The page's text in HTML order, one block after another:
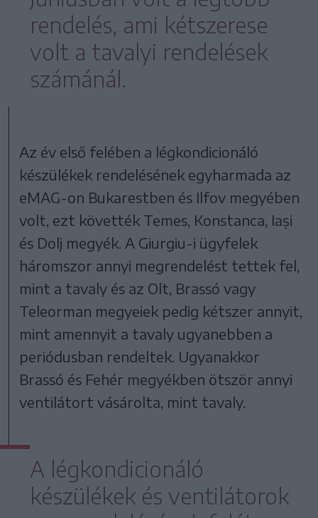
rendelés, ami kétszerese
volt a tavalyi rendelések
számánál.
Az év első felében a légkondicionáló
készülékek rendelésének egyharmada az
eMAG-on Bukarestben és Ilfov megyében
volt, ezt követték Temes, Konstanca, Iași
és Dolj megyék. A Giurgiu-i ügyfelek
háromszor annyi megrendelést tettek fel,
mint a tavaly és az Olt, Brassó vagy
Teleorman megyeiek pedig kétszer annyit,
mint amennyit a tavaly ugyanebben a
periódusban rendeltek. Ugyanakkor
Brassó és Fehér megyékben ötször annyi
ventilátort vásárolta, mint tavaly.
A légkondicionáló
készülékek és ventilátorok